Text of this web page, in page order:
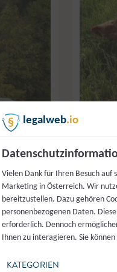
Marketing ©
legalweb.io
Vielen Dank für Ihren Besuch auf
Marketing in Österreich. Wir
bereitzustellen. Dazu gehören
personenbezogenen Daten.
erforderlich. Dennoch
Ihnen zu interagieren. Sie
KATEGORIEN